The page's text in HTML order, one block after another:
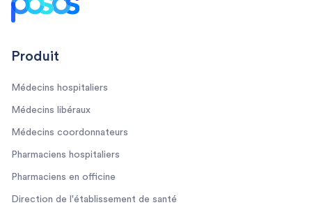
Produit
Médecins hospitaliers
Médecins libéraux
Médecins coordonnateurs
Pharmaciens hospitaliers
Pharmaciens en officine
Direction de l'établissement de santé